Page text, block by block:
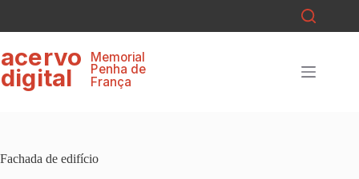
o
Memorial
Penha de
França
acervo
digital
Fachada de edifício